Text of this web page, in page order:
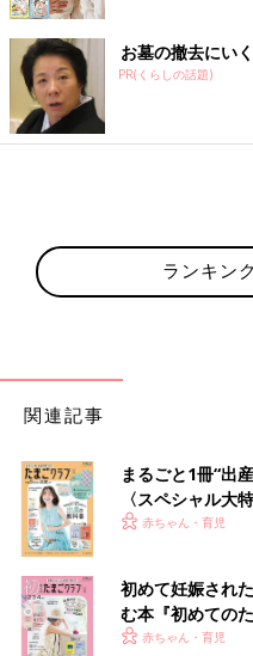
人目は活動的でたくさん遊び
ゃんなので一緒に遊びにくい
的に1人目の遊び相手になる
きょうだい一緒におふろに入
合わせると、2人目が長湯に
つけてあげて。食事は1人目
きょうだいの年齢差が
強力な助っ人に！
少なくなります。子ども一人
になると、2人目の子育てに
活リズムがうまく合わせにく
親のトータルでの子育て期間
一般的に、1人目の赤ちゃん
人目のお世話を手伝ってくれ
目に離乳食を食べさせる、お
しれません。心強い一方で、
お墓の撤去にい
PR(くらしの話題)
ランキン
関連記事
まるごと1冊“出
〈スペシャル大
赤ちゃん・育児
初めて妊娠され
む本『初めての
赤ちゃん・育児